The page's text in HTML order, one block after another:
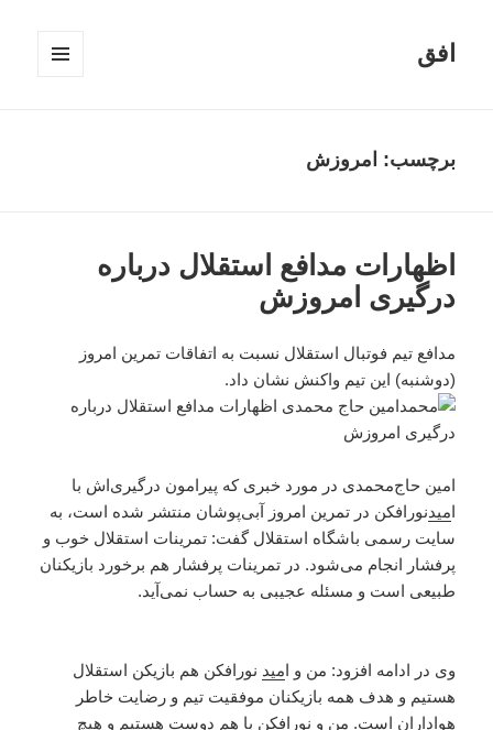
افق
برچسب: امروزش
اظهارات مدافع استقلال درباره
درگیری امروزش
مدافع تیم فوتبال استقلال نسبت به اتفاقات تمرین امروز
(دوشنبه) این تیم واکنش نشان داد.
امین حاج‌محمدی در مورد خبری که پیرامون درگیری‌اش با
امیدنورافکن در تمرین امروز آبی‌پوشان منتشر شده است، به
سایت رسمی باشگاه استقلال گفت: تمرینات استقلال خوب و
پرفشار انجام می‌شود. در تمرینات پرفشار هم برخورد بازیکنان
طبیعی است و مسئله عجیبی به حساب نمی‌آید.
وی در ادامه افزود: من و امید نورافکن هم بازیکن استقلال
هستیم و هدف همه بازیکنان موفقیت تیم و رضایت خاطر
هواداران است. من و نورافکن با هم دوست هستیم و هیچ